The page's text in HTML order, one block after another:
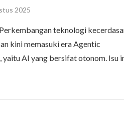
2025
teknologi
kini memasuki era Agentic
AI yang bersifat otonom. Isu